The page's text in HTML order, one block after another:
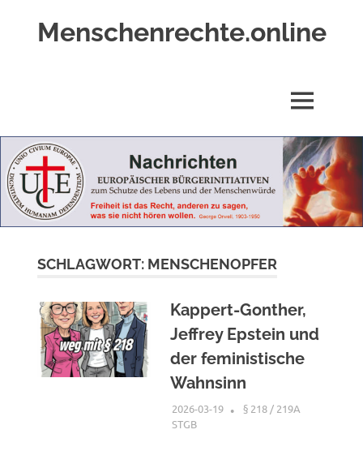
Menschenrechte.online
Geborene
wie
für
Ungeborene
MENÜ
SCHLAGWORT: MENSCHENOPFER
Kappert-Gonther,
Jeffrey Epstein und
der feministische
Wahnsinn
2026-03-19 XX
§ 218 / 219A
STGB